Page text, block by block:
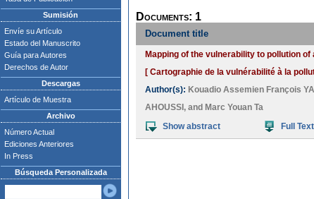
Sumisión
Envíe su Artículo
Estado del Manuscrito
Guía para Autores
Derechos de Autor
Descargas
Artículo de Muestra
Archivo
Número Actual
Ediciones Anteriores
In Press
Búsqueda Personalizada
Documents: 1
Document title
Mapping of the vulnerability to pollution
[ Cartographie de la vulnérabilité à la
Author(s): Kouadio Assemien François
AHOUSSI , and Marc Youan Ta
Show abstract
Full Text